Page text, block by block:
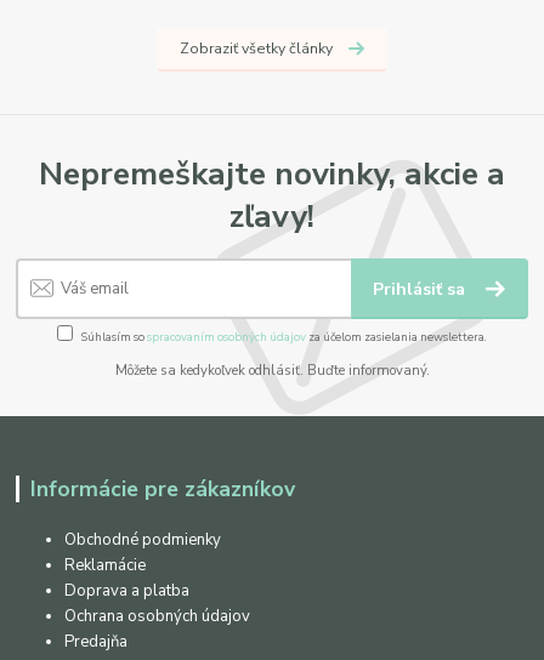
Zobraziť všetky články
Nepremeškajte novinky, akcie a
zľavy!
Prihlásiť sa
Súhlasím sospracovaním osobných údajov za účelom zasielania newslettera.
Môžete sa kedykoľvek odhlásiť. Buďte informovaný.
Informácie pre zákazníkov
Obchodné podmienky
Reklamácie
Doprava a platba
Ochrana osobných údajov
Predajňa